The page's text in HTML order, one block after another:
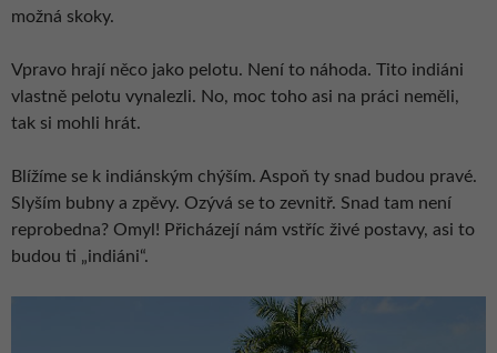
možná skoky.
Vpravo hrají něco jako pelotu. Není to náhoda. Tito indiáni
vlastně pelotu vynalezli. No, moc toho asi na práci neměli,
tak si mohli hrát.
Blížíme se k indiánským chýším. Aspoň ty snad budou pravé.
Slyším bubny a zpěvy. Ozývá se to zevnitř. Snad tam není
reprobedna? Omyl! Přicházejí nám vstříc živé postavy, asi to
budou ti „indiáni“.